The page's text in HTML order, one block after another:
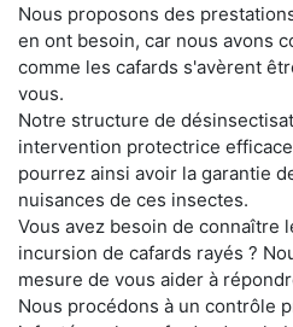
Nous proposons des
en ont besoin, car nous avons
comme les cafards s'avèrent
vous.
Notre structure de
intervention protectrice
pourrez ainsi avoir la garantie
nuisances de ces insectes.
Vous avez besoin de connaître
incursion de cafards rayés ?
mesure de vous aider à
Nous procédons à un contrôle